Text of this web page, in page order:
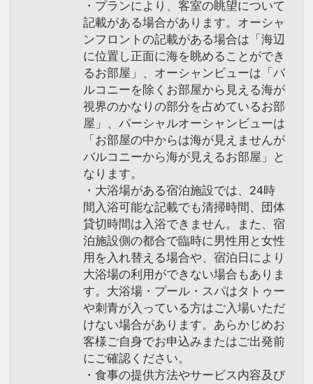
・プランにより、客室の眺望について
記載がある場合があります。オーシャ
ンフロントの記載がある場合は「海辺
に位置し正面に海を眺めることができ
るお部屋」、オーシャンビューは「バ
ルコニーを除くお部屋から見える海が
視界のかなりの部分を占めているお部
屋」、パーシャルオーシャンビューは
「お部屋の中からは海が見えませんが
バルコニーから海が見えるお部屋」と
なります。
・大浴場がある宿泊施設では、24時
間入浴可能な記載でも清掃時間、団体
貸切時間は入浴できません。また、宿
泊施設側の都合で臨時に男性用と女性
用を入れ替える場合や、宿泊日により
大浴場の利用ができない場合もありま
す。大浴場・プール・スパはタトゥー
や刺青が入っている方はご入場いただ
けない場合があります。あらかじめお
客様ご自身でお申込みまたはご出発前
にご確認ください。
・食事の提供方法やサービス内容及び